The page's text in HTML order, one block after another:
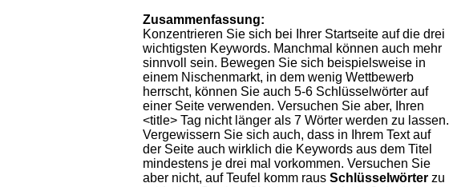
Zusammenfassung:
Konzentrieren Sie sich bei Ihrer Startseite auf die drei
wichtigsten Keywords. Manchmal können auch mehr
sinnvoll sein. Bewegen Sie sich beispielsweise in
einem Nischenmarkt, in dem wenig Wettbewerb
herrscht, können Sie auch 5-6 Schlüsselwörter auf
einer Seite verwenden. Versuchen Sie aber, Ihren
<title> Tag nicht länger als 7 Wörter werden zu lassen.
Vergewissern Sie sich auch, dass in Ihrem Text auf
der Seite auch wirklich die Keywords aus dem Titel
mindestens je drei mal vorkommen. Versuchen Sie
aber nicht, auf Teufel komm raus Schlüsselwörter zu